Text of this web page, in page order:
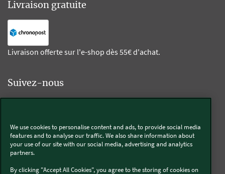
Livraison gratuite
Livraison offerte sur l'e-shop dès 55€ d'achat.
Suivez-nous
Thermomix®
We use cookies to personalise content and ads, to provide social media
features and to analyse our traffic. We also share information about
your use of our site with our social media, advertising and analytics
partners.
By clicking "Accept All Cookies", you agree to the storing of cookies on